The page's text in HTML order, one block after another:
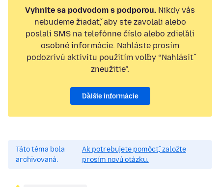
Vyhnite sa podvodom s podporou. Nikdy vás
nebudeme žiadať, aby ste zavolali alebo
poslali SMS na telefónne číslo alebo zdieľali
osobné informácie. Nahláste prosím
podozrivú aktivitu použitím voľby “Nahlásiť
zneužitie”.
Ďalšie informácie
Táto téma bola
archivovaná.
Ak potrebujete pomôcť, založte
prosím novú otázku.